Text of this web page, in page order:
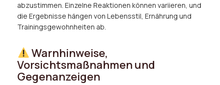
abzustimmen. Einzelne Reaktionen können variieren, und
die Ergebnisse hängen von Lebensstil, Ernährung und
Trainingsgewohnheiten ab.
Warnhinweise,
Vorsichtsmaßnahmen und
Gegenanzeigen